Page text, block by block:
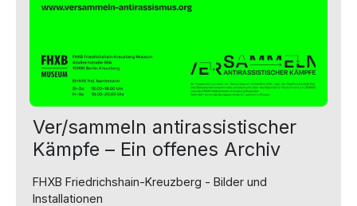
Ver/sammeln antirassistischer
Kämpfe – Ein offenes Archiv
FHXB Friedrichshain-Kreuzberg - Bilder und
Installationen